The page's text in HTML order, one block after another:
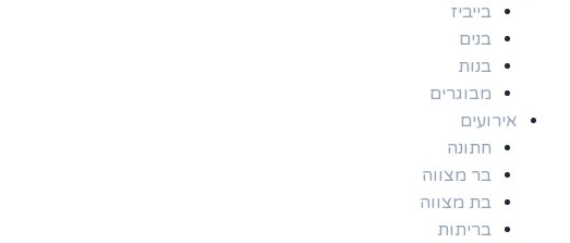
בייביז
בנים
בנות
מבוגרים
אירועים
חתונה
בר מצווה
בת מצווה
בריתות